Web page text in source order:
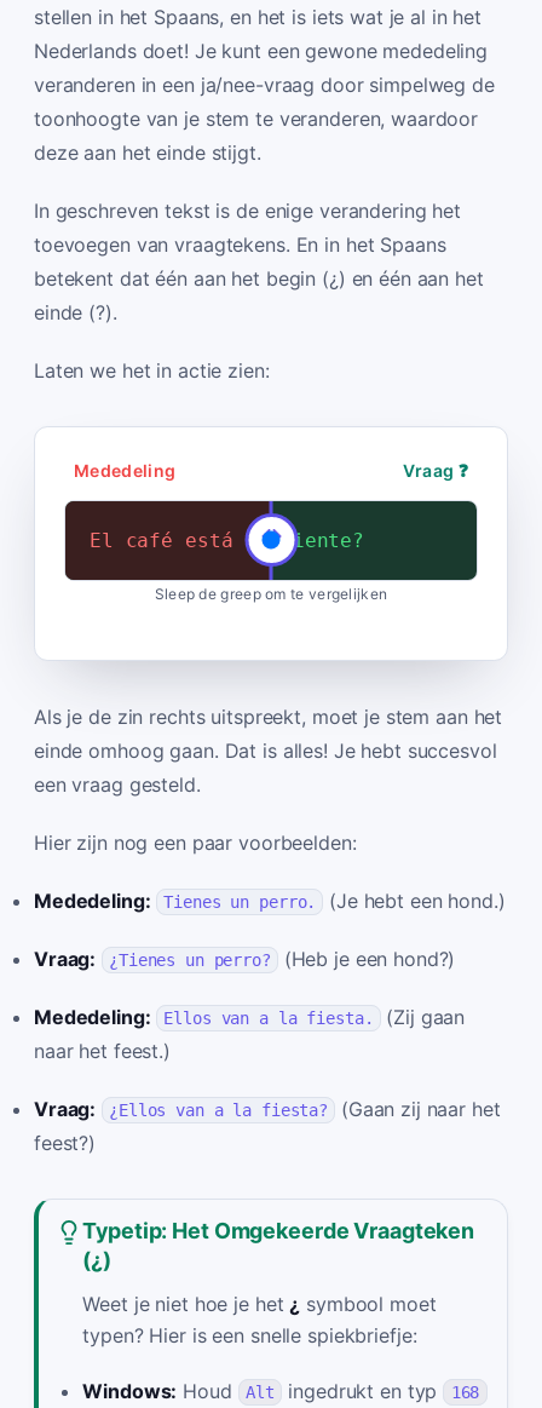
stellen in het Spaans, en het is iets wat je al in het
Nederlands doet! Je kunt een gewone mededeling
veranderen in een ja/nee-vraag door simpelweg de
toonhoogte van je stem te veranderen, waardoor
deze aan het einde stijgt.
In geschreven tekst is de enige verandering het
toevoegen van vraagtekens. En in het Spaans
betekent dat één aan het begin (¿) en één aan het
einde (?).
Laten we het in actie zien:
Mededeling Vraag ❓
El café está caliente.
¿El café está caliente?
Sleep de greep om te vergelijken
Als je de zin rechts uitspreekt, moet je stem aan het
einde omhoog gaan. Dat is alles! Je hebt succesvol
een vraag gesteld.
Hier zijn nog een paar voorbeelden:
Mededeling: Tienes un perro. (Je hebt een hond.)
Vraag: ¿Tienes un perro? (Heb je een hond?)
Mededeling: Ellos van a la fiesta. (Zij gaan
naar het feest.)
Vraag: ¿Ellos van a la fiesta?
(Gaan zij naar het
feest?)
Typetip: Het Omgekeerde Vraagteken
(¿)
Weet je niet hoe je het ¿ symbool moet
typen? Hier is een snelle spiekbriefje:
Windows: Houd Alt ingedrukt en typ 168